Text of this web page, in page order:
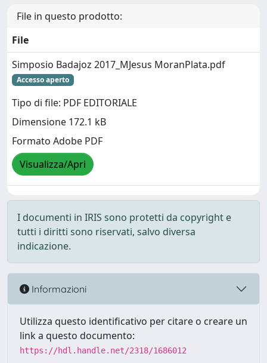
File in questo prodotto:
File
Simposio Badajoz 2017_MJesus MoranPlata.pdf
Accesso aperto
Tipo di file: PDF EDITORIALE
Dimensione 172.1 kB
Formato Adobe PDF
Visualizza/Apri
I documenti in IRIS sono protetti da copyright e
tutti i diritti sono riservati, salvo diversa
indicazione.
Informazioni
Utilizza questo identificativo per citare o creare un
link a questo documento:
https://hdl.handle.net/2318/1686012